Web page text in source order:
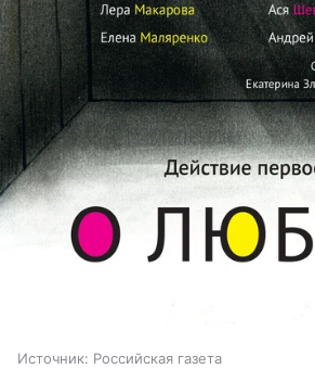
Источник: Российская газета